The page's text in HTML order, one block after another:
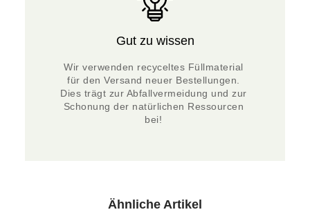
Gut zu wissen
Wir verwenden recyceltes Füllmaterial
für den Versand neuer Bestellungen.
Dies trägt zur Abfallvermeidung und zur
Schonung der natürlichen Ressourcen
bei!
Ähnliche Artikel